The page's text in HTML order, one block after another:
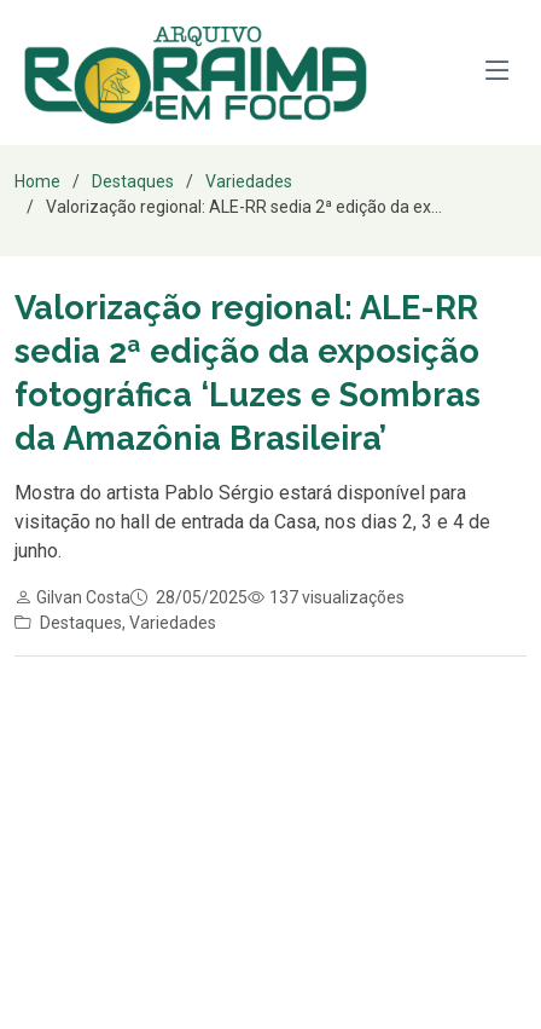
Home Destaques
Variedades
Valorização regional: ALE-RR sedia 2ª edição da ex...
Valorização regional: ALE-RR
sedia 2ª edição da exposição
fotográfica ‘Luzes e Sombras
da Amazônia Brasileira’
Mostra do artista Pablo Sérgio estará disponível para
visitação no hall de entrada da Casa, nos dias 2, 3 e 4 de
junho.
Gilvan Costa 28/05/2025
137 visualizações
Destaques, Variedades